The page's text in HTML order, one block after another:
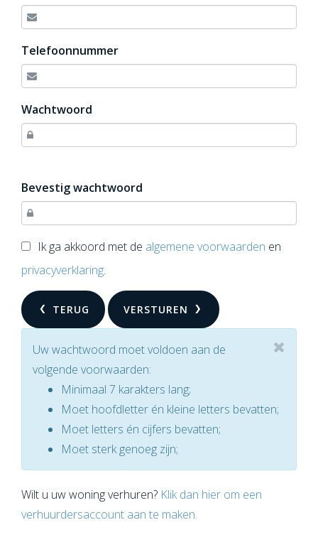
Telefoonnummer
Wachtwoord
Bevestig wachtwoord
Ik ga akkoord met de algemene voorwaarden en
privacyverklaring.
TERUG VERSTUREN
Uw wachtwoord moet voldoen aan de
volgende voorwaarden:
Minimaal 7 karakters lang;
Moet hoofdletter én kleine letters bevatten;
Moet letters én cijfers bevatten;
Moet sterk genoeg zijn;
Wilt u uw woning verhuren? Klik dan hier om een
verhuurdersaccount aan te maken.